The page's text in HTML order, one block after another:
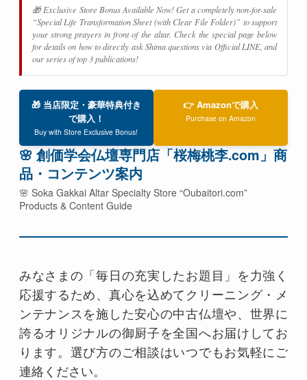
🎁 Exclusive Store Bonus Available Now! Get a completely non-for-sale
“Special Life Transformation Sheet (with Clear File Folder)” to support
your strong prayers in front of the altar. Check the special page below
for details on how to directly ask Shima questions via Official LINE, and
our series of top 3 publications!
🎁 当店限定・豪華特典付き
で購入！
Buy with Store Exclusive Bonus!
👉 Amazonで購入
Purchase on Amazon
🌸 創価学会仏壇専門店「桜梅桃李.com」商
品・コンテンツ案内
🌸 Soka Gakkai Altar Specialty Store “Oubaitori.com”
Products & Content Guide
みなさまの「毎日の充実したお題目」を力強く
応援するため、真心を込めてクリーニング・メ
ンテナンスを施した安心の中古仏壇や、世界に
誇るオリジナルの御厨子を全国へお届けしてお
ります。選び方のご相談はいつでもお気軽にご
連絡ください。